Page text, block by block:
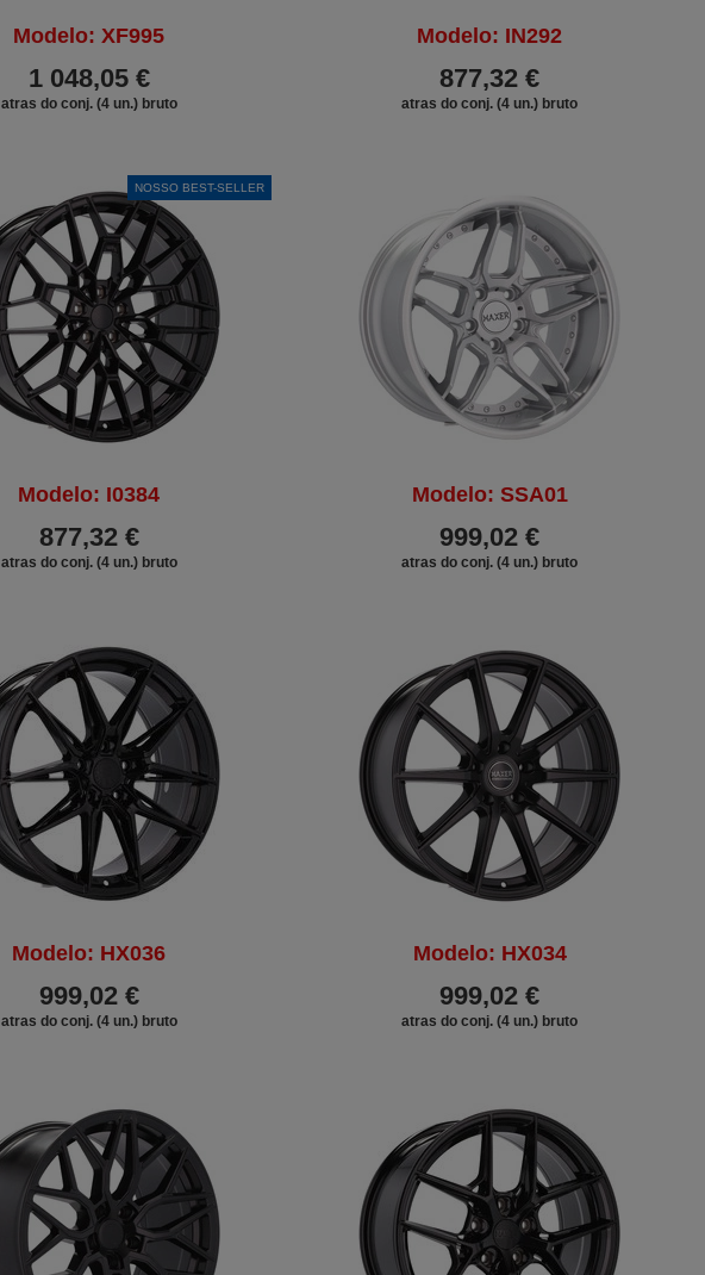
Modelo: XF995
1 048,05 €
atras do conj. (4 un.) bruto
Modelo: IN292
877,32 €
atras do conj. (4 un.) bruto
NOSSO BEST-SELLER
Modelo: I0384
877,32 €
atras do conj. (4 un.) bruto
Modelo: SSA01
999,02 €
atras do conj. (4 un.) bruto
Modelo: HX036
999,02 €
atras do conj. (4 un.) bruto
Modelo: HX034
999,02 €
atras do conj. (4 un.) bruto